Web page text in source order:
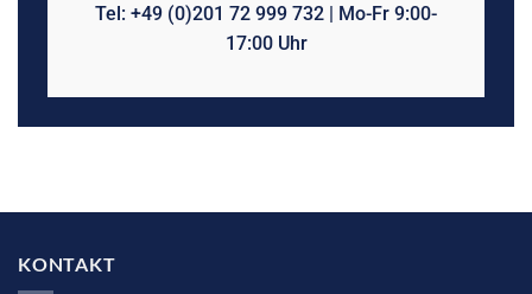
Tel: +49 (0)201 72 999 732 | Mo-Fr 9:00-
17:00 Uhr
KONTAKT